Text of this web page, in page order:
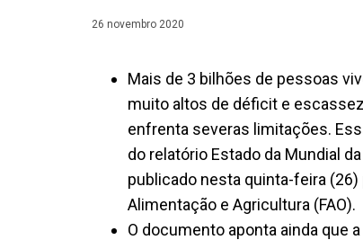
26 novembro 2020
Mais de 3 bilhões de pessoas
muito altos de déficit e
enfrenta severas limitações.
do relatório Estado da Mundial
publicado nesta quinta-feira (26)
Alimentação e Agricultura (FAO).
O documento aponta ainda que